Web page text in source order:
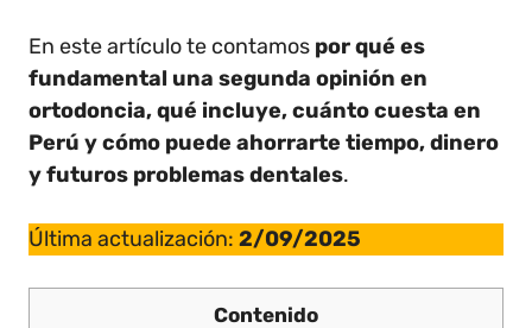
En este artículo te contamos por qué es
fundamental una segunda opinión en
ortodoncia, qué incluye, cuánto cuesta en
Perú y cómo puede ahorrarte tiempo, dinero
y futuros problemas dentales.
Última actualización: 2/09/2025
Contenido